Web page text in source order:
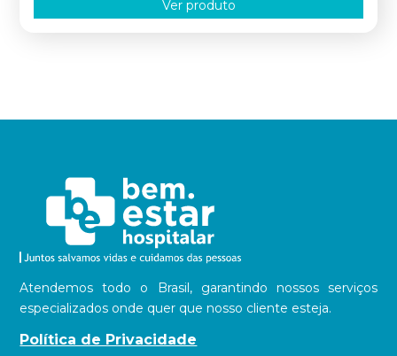
Ver produto
Atendemos todo o Brasil, garantindo nossos serviços
especializados onde quer que nosso cliente esteja.
Política de Privacidade